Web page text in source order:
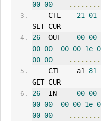
00 00
    CTL
21 01
SET CUR
26
OUT 00 00
00 00 00 00 1e
00 00
    CTL    a1
81
GET CUR
26
IN 00 00
00 00 00 00 1e
00 00